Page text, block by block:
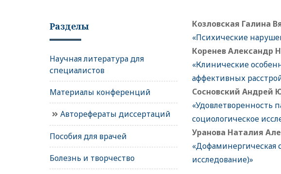
Козловская Галина
«Психические
Коренев Александр
«Клинические
аффективных
Сосновский Андрей
«Удовлетворенность
социологическое
Уранова Наталия
«Дофаминергическая
исследование)»
Разделы
Научная литература для
специалистов
Материалы конференций
Авторефераты диссертаций
Пособия для врачей
Болезнь и творчество